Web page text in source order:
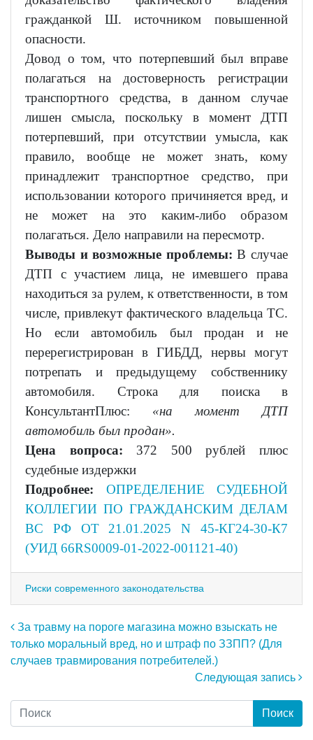
гражданкой Ш. источником повышенной
опасности.
Довод о том, что потерпевший был вправе
полагаться на достоверность регистрации
транспортного средства, в данном случае
лишен смысла, поскольку в момент ДТП
потерпевший, при отсутствии умысла, как
правило, вообще не может знать, кому
принадлежит транспортное средство, при
использовании которого причиняется вред, и
не может на это каким-либо образом
полагаться. Дело направили на пересмотр.
Выводы и возможные проблемы:В случае
ДТП с участием лица, не имевшего права
находиться за рулем, к ответственности, в том
числе, привлекут фактического владельца ТС.
Но если автомобиль был продан и не
перерегистрирован в ГИБДД, нервы могут
потрепать и предыдущему собственнику
автомобиля. Строка для поиска в
КонсультантПлюс: «на момент ДТП
автомобиль был продан».
Цена вопроса: 372 500 рублей плюс
судебные издержки
Подробнее: ОПРЕДЕЛЕНИЕ СУДЕБНОЙ
КОЛЛЕГИИ ПО ГРАЖДАНСКИМ ДЕЛАМ
ВС РФ ОТ 21.01.2025 N 45-КГ24-30-К7
(УИД 66RS0009-01-2022-001121-40)
Риски современного законодательства
Навигация по записям
За травму на пороге магазина можно взыскать не
только моральный вред, но и штраф по ЗЗПП? (Для
случаев травмирования потребителей.)
Следующая запись